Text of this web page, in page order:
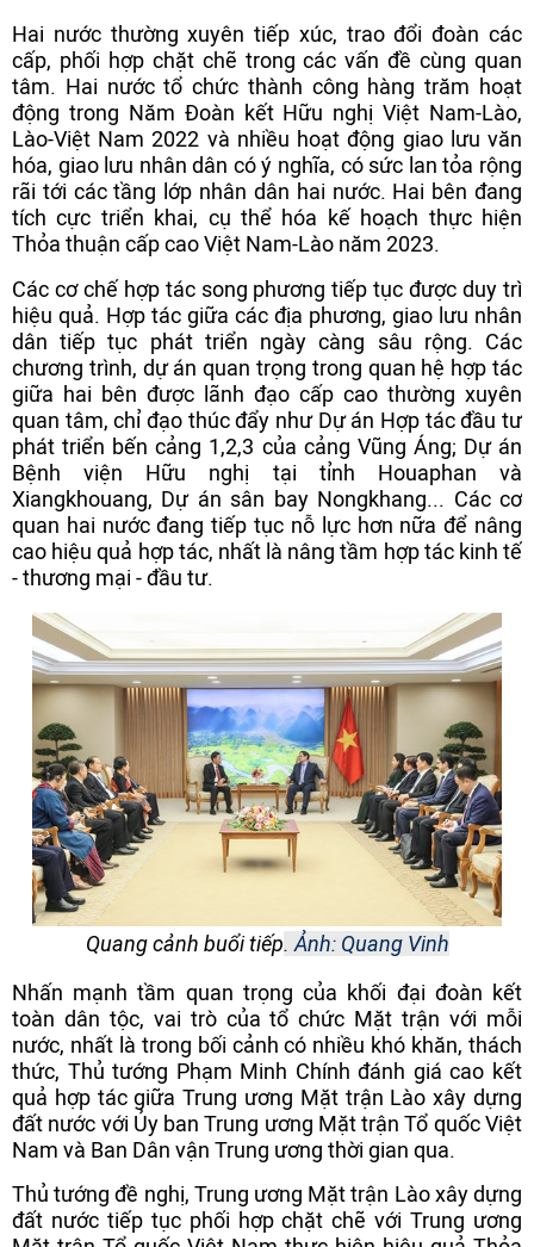
Hai nước thường xuyên tiếp xúc, trao đổi đoàn các
cấp, phối hợp chặt chẽ trong các vấn đề cùng quan
tâm. Hai nước tổ chức thành công hàng trăm hoạt
động trong Năm Đoàn kết Hữu nghị Việt Nam-Lào,
Lào-Việt Nam 2022 và nhiều hoạt động giao lưu văn
hóa, giao lưu nhân dân có ý nghĩa, có sức lan tỏa rộng
rãi tới các tầng lớp nhân dân hai nước. Hai bên đang
tích cực triển khai, cụ thể hóa kế hoạch thực hiện
Thỏa thuận cấp cao Việt Nam-Lào năm 2023.
Các cơ chế hợp tác song phương tiếp tục được duy trì
hiệu quả. Hợp tác giữa các địa phương, giao lưu nhân
dân tiếp tục phát triển ngày càng sâu rộng. Các
chương trình, dự án quan trọng trong quan hệ hợp tác
giữa hai bên được lãnh đạo cấp cao thường xuyên
quan tâm, chỉ đạo thúc đẩy như Dự án Hợp tác đầu tư
phát triển bến cảng 1,2,3 của cảng Vũng Áng; Dự án
Bệnh viện Hữu nghị tại tỉnh Houaphan và
Xiangkhouang, Dự án sân bay Nongkhang... Các cơ
quan hai nước đang tiếp tục nỗ lực hơn nữa để nâng
cao hiệu quả hợp tác, nhất là nâng tầm hợp tác kinh tế
- thương mại - đầu tư.
Quang cảnh buổi tiếp. Ảnh: Quang Vinh
Nhấn mạnh tầm quan trọng của khối đại đoàn kết
toàn dân tộc, vai trò của tổ chức Mặt trận với mỗi
nước, nhất là trong bối cảnh có nhiều khó khăn, thách
thức, Thủ tướng Phạm Minh Chính đánh giá cao kết
quả hợp tác giữa Trung ương Mặt trận Lào xây dựng
đất nước với Ủy ban Trung ương Mặt trận Tổ quốc Việt
Nam và Ban Dân vận Trung ương thời gian qua.
Thủ tướng đề nghị, Trung ương Mặt trận Lào xây dựng
đất nước tiếp tục phối hợp chặt chẽ với Trung ương